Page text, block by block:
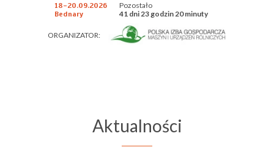
18-20.09.2026
Bednary
Pozostało
41 dni 23 godzin 20 minuty
ORGANIZATOR:
Aktualności